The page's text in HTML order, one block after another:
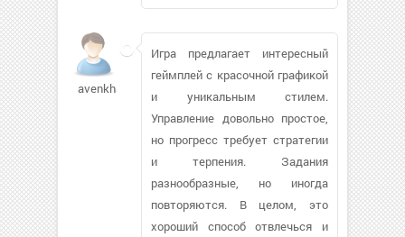
avenkharis
Игра предлагает интересный
геймплей с красочной графикой
и уникальным стилем.
Управление довольно простое,
но прогресс требует стратегии
и терпения. Задания
разнообразные, но иногда
повторяются. В целом, это
хороший способ отвлечься и